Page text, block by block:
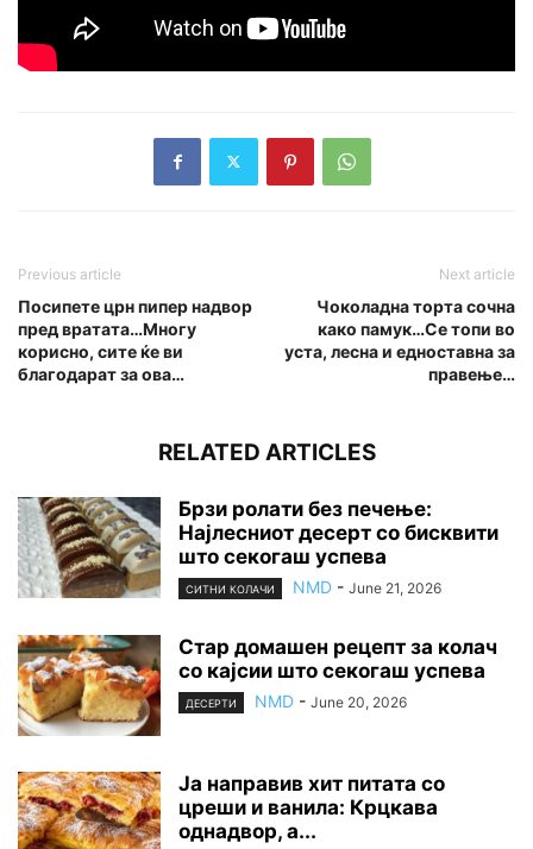
Previous article
Посипете црн пипер надвор
пред вратата…Многу
корисно, сите ќе ви
благодарат за ова…
Next article
Чоколадна торта сочна
како памук…Се топи во
уста, лесна и едноставна за
правење…
RELATED ARTICLES
Брзи ролати без печење:
Најлесниот десерт со бисквити
што секогаш успева
СИТНИ КОЛАЧИ NMD - June 21, 2026
Стар домашен рецепт за колач
со кајсии што секогаш успева
ДЕСЕРТИ NMD - June 20, 2026
Ја направив хит питата со
цреши и ванила: Крцкава
однадвор, а...